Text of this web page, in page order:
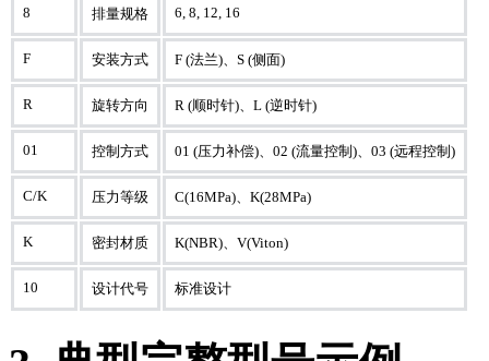
8 排量规格 6, 8, 12, 16
F 安装方式 F (法兰)、S (侧面)
R 旋转方向 R (顺时针)、L (逆时针)
01 控制方式 01 (压力补偿)、02 (流量控制)、03 (远程控制)
C/K 压力等级 C(16MPa)、K(28MPa)
K 密封材质 K(NBR)、V(Viton)
10 设计代号 标准设计